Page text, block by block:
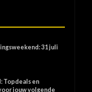
31 juli
Topdeals en
jouw volgende